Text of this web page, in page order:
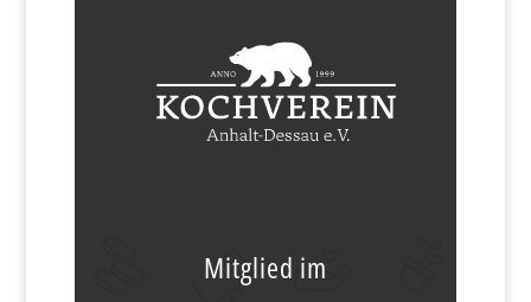
Mitglied im